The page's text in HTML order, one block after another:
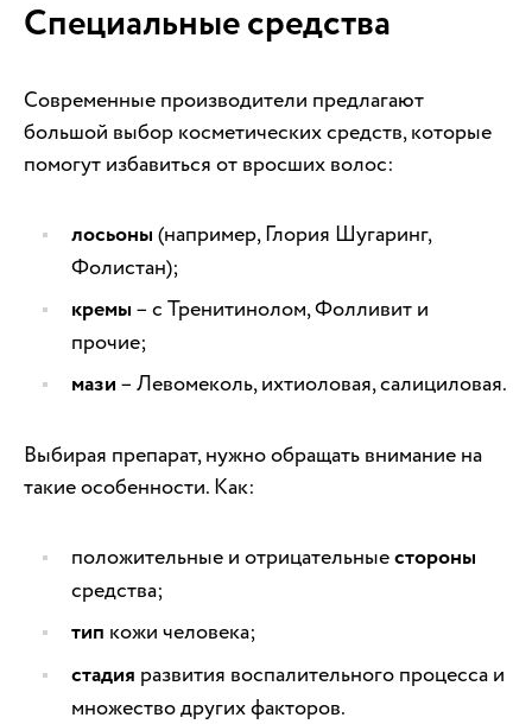
Специальные средства
Современные производители предлагают
большой выбор косметических средств, которые
помогут избавиться от вросших волос:
лосьоны (например, Глория Шугаринг,
Фолистан);
кремы – с Тренитинолом, Фолливит и
прочие;
мази – Левомеколь, ихтиоловая, салициловая.
Выбирая препарат, нужно обращать внимание на
такие особенности. Как:
положительные и отрицательныестороны
средства;
тип кожи человека;
стадия развития воспалительного процесса и
множество других факторов.